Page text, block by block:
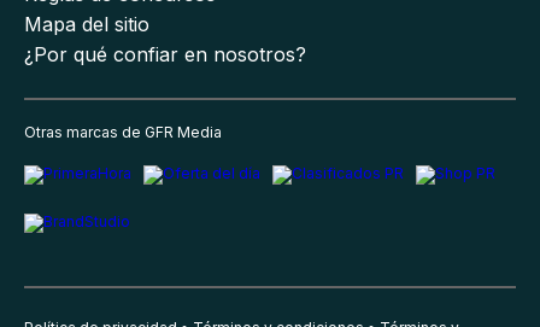
Mapa del sitio
¿Por qué confiar en nosotros?
Otras marcas de GFR Media